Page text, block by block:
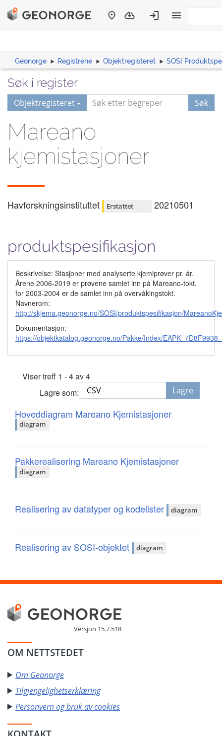
Geonorge Registrene Objektregisteret SOSI
Søk i register
Objektregisteret Søk
Mareano
kjemistasjoner
Havforskningsinstituttet Erstattet 20210501
produktspesifikasjon
Beskrivelse: Stasjoner med analyserte kjemiprøver pr. år.
Årene 2006-2019 er prøvene samlet inn på Mareano-tokt,
for 2003-2004 er de samlet inn på overvåkingstokt.
Navnerom:
http://skjema.geonorge.no/SOSI/produktspesifikasjon/
Dokumentasjon:
https://objektkatalog.geonorge.no/Pakke/Index/
Viser treff 1 - 4 av 4
Lagre som:
Lagre
Hoveddiagram Mareano Kjemistasjoner
diagram
Pakkerealisering Mareano Kjemistasjoner
diagram
Realisering av datatyper og kodelister diagram
Realisering av SOSI-objektet diagram